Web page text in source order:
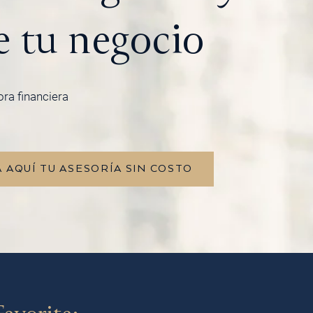
tu negocio
financiera
AQUÍ TU ASESORÍA SIN COSTO